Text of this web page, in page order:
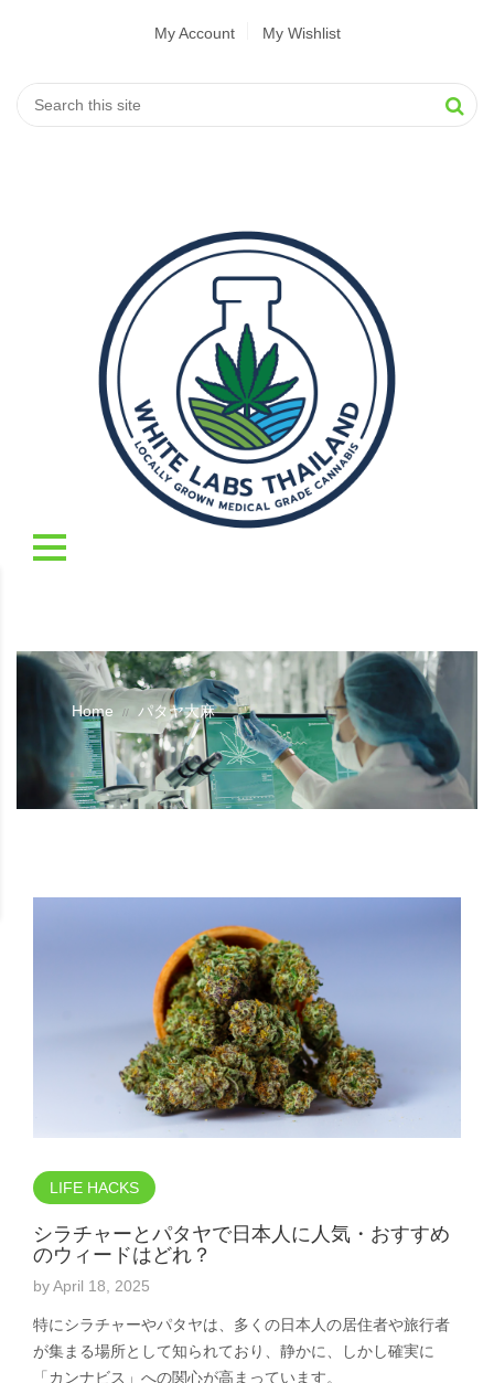
My Account My Wishlist
Home // パタヤ大麻
LIFE HACKS
シラチャーとパタヤで日本人に人気・おすすめ
のウィードはどれ？
byApril 18, 2025
特にシラチャーやパタヤは、多くの日本人の居住者や旅行者
が集まる場所として知られており、静かに、しかし確実に
「カンナビス」への関心が高まっています。